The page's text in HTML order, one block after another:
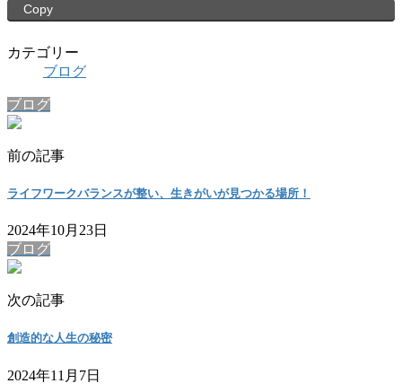
Copy
カテゴリー
ブログ
ブログ
前の記事
ライフワークバランスが整い、生きがいが見つかる場所！
2024年10月23日
ブログ
次の記事
創造的な人生の秘密
2024年11月7日